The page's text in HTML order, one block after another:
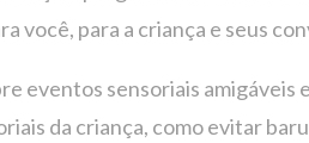
você, para a criança e seus
eventos sensoriais
da criança, como evitar